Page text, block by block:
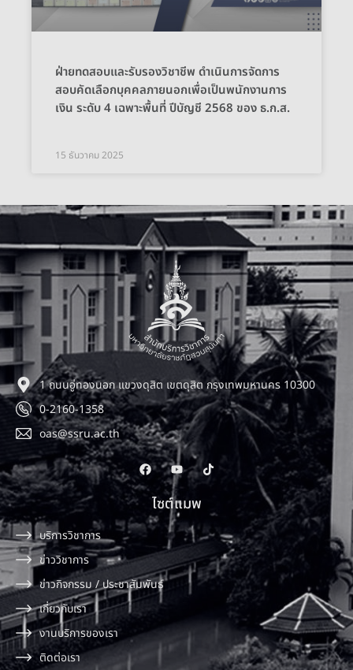
ฝ่ายทดสอบและรับรองวิชาชีพ ดำเนินการจัดการ
สอบคัดเลือกบุคคลภายนอกเพื่อเป็นพนักงานการ
เงิน ระดับ 4 เฉพาะพื้นที่ ปีบัญชี 2568 ของ ธ.ก.ส.
15 ธันวาคม 2025
1 ถนนอู่ทองนอก แขวงดุสิต เขตดุสิต กรุงเทพมหานคร 10300
0-2160-1358
oas@ssru.ac.th
ไซต์แมพ
บริการวิชาการ
ข่าววิชาการ
ข่าวกิจกรรม / ประชาสัมพันธ์
เกี่ยวกับเรา
งานบริการของเรา
ติดต่อเรา